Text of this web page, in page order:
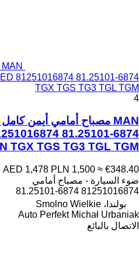
TGX TGS TG3 TGL TGM
4
TGX TGS TG3 TGL TGM
AED 1,478 PLN 1,500 ≈ €348.40
ضوء السيارة - مصباح أمامي
81251016874 81.25101-6874
بولندا، Smolno Wielkie
Auto Perfekt Michał Urbaniak
الاتصال بالبائع